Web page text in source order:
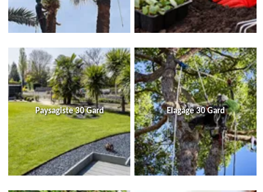
Paysagiste 30 Gard Elagage 30 Gard